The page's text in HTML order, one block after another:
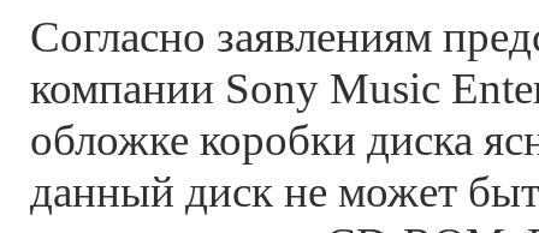
Согласно заявлениям
компании Sony Music
обложке коробки диска
данный диск не может